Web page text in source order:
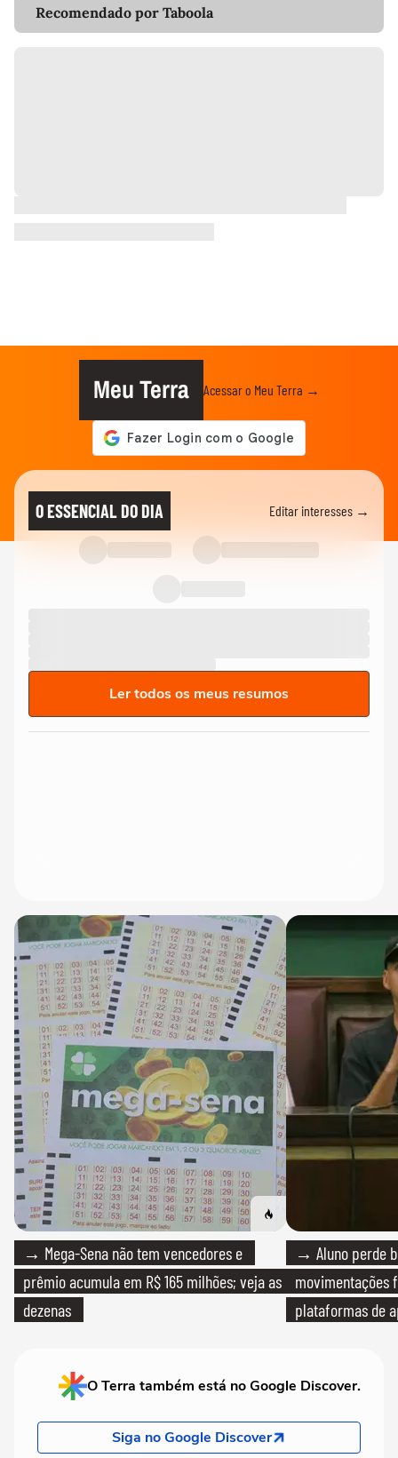
Recomendado por Taboola
Meu Terra Acessar o Meu Terra →
O ESSENCIAL DO DIA Editar interesses →
Ler todos os meus resumos
→ Mega-Sena não tem vencedores e
prêmio acumula em R$ 165 milhões; veja as
dezenas
→ Aluno perde
movimentações
plataformas de
O Terra também está no Google Discover.
Siga no Google Discover